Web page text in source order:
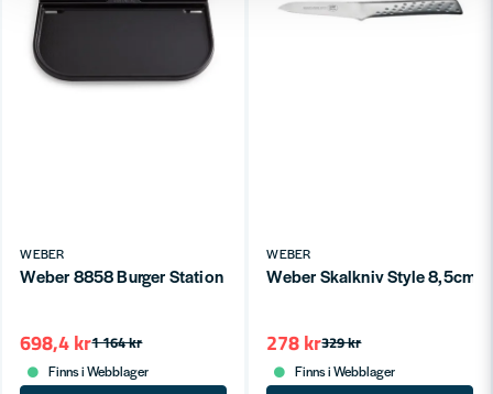
WEBER
Weber 8858 Burger Station - GBS Black
1 164 kr
698,4 kr
Finns i Webblager
WEBER
Weber Skalkniv Style 8,5cm
329 kr
278 kr
Finns i Webblager